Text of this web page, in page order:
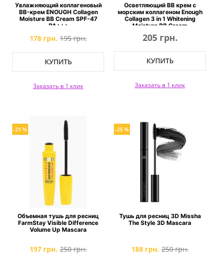
Увлажняющий коллагеновый
BB-крем ENOUGH Collagen
Moisture BB Cream SPF-47
PA+++
178 грн. 195 грн.
КУПИТЬ
Заказать в 1 клик
Осветляющий ВВ крем с
морским коллагеном Enough
Collagen 3 in 1 Whitening
Moisture BB Cream
205 грн.
КУПИТЬ
Заказать в 1 клик
-21 %
Объемная тушь для ресниц
FarmStay Visible Difference
Volume Up Mascara
197 грн. 250 грн.
-25 %
Тушь для ресниц 3D Missha
The Style 3D Mascara
188 грн. 250 грн.